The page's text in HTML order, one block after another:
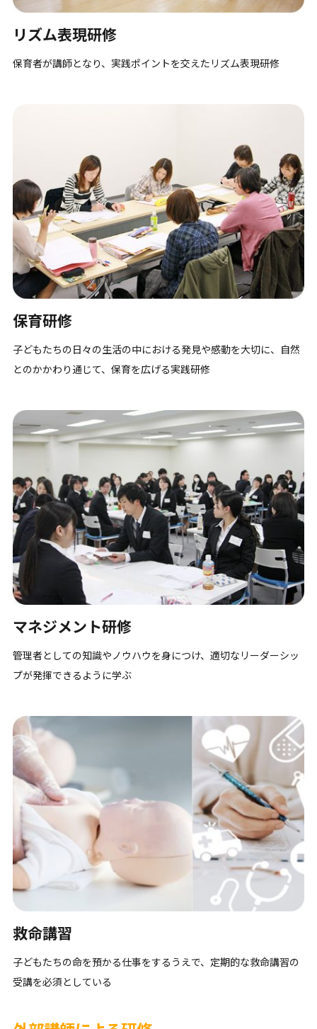
リズム表現研修
保育者が講師となり、実践ポイントを交えたリズム表現研修
保育研修
子どもたちの日々の生活の中における発見や感動を大切に、自然
とのかかわり通じて、保育を広げる実践研修
マネジメント研修
管理者としての知識やノウハウを身につけ、適切なリーダーシッ
プが発揮できるように学ぶ
救命講習
子どもたちの命を預かる仕事をするうえで、定期的な救命講習の
受講を必須としている